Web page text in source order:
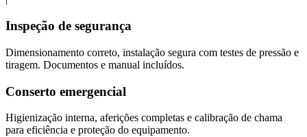
Inspeção de segurança
Dimensionamento correto, instalação segura com testes de pressão e
tiragem. Documentos e manual incluídos.
Conserto emergencial
Higienização interna, aferições completas e calibração de chama
para eficiência e proteção do equipamento.